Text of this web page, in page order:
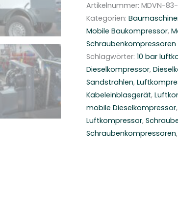
s
e
l
B
a
u
k
o
m
p
r
Artikelnummer:MDVN-83-
Kategorien:
Mobile Baukompressor,
Schraubenkompressoren
Schlagwörter:10 bar
Dieselkompressor,
Sandstrahlen,
Kabeleinblasgerät,
mobile Dieselkompressor
Luftkompressor,
Schraubenkompressoren